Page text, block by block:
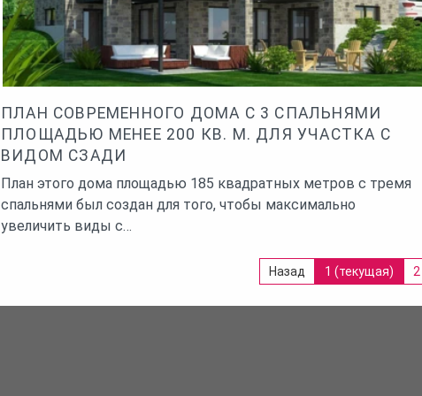
ПЛАН СОВРЕМЕННОГО ДОМА С 3 СПАЛЬНЯМИ
ПЛОЩАДЬЮ МЕНЕЕ 200 КВ. М. ДЛЯ УЧАСТКА С
ВИДОМ СЗАДИ
План этого дома площадью 185 квадратных метров с тремя
спальнями был создан для того, чтобы максимально
увеличить виды с…
Назад 1 (текущая) 2